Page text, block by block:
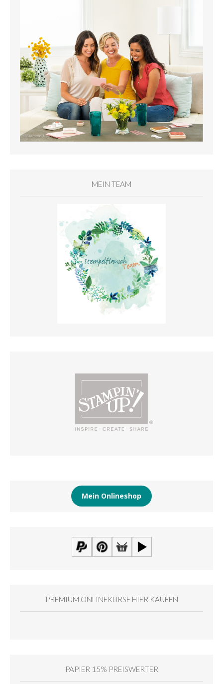
MEIN TEAM
Mein Onlineshop
PREMIUM ONLINEKURSE HIER KAUFEN
PAPIER 15% PREISWERTER